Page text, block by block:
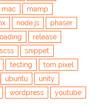
mac
mamp
node.js
phaser
release
scss
snippet
testing
tom pixel
ubuntu
unity
wordpress youtube